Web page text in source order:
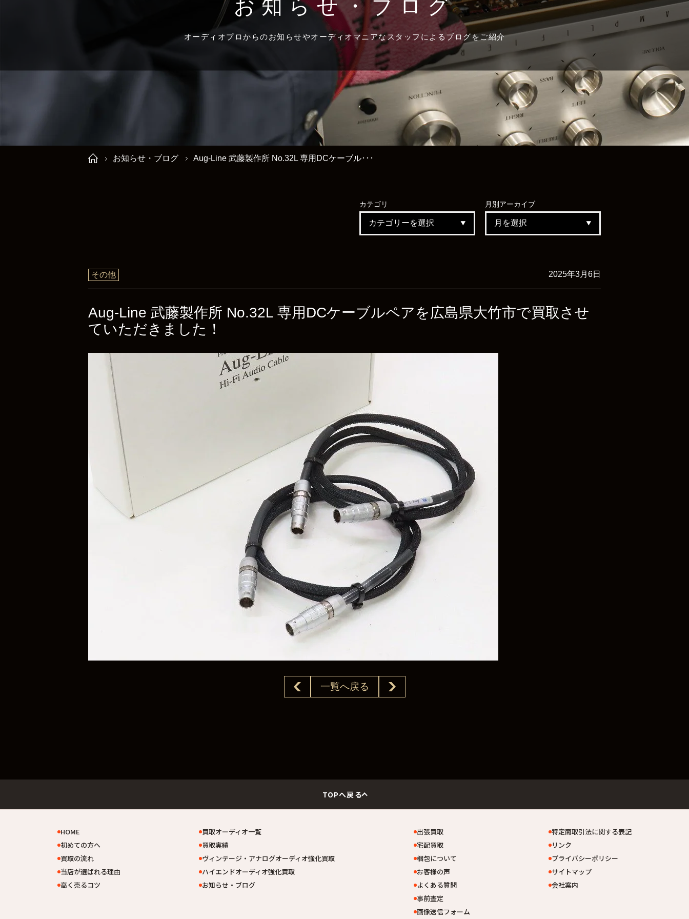
お知らせ・ブログ
オーディオプロからのお知らせやオーディオマニアなスタッフによるブログをご紹介
お知らせ・ブログ Aug-Line 武藤製作所 No.32L 専用DCケーブル･･･
カテゴリ 月別 アーカイブ
その他 2025年3月6日
Aug-Line 武藤製作所 No.32L 専用DCケーブルペアを広島県大竹市で買取させ
ていただきました！
一覧へ戻る
TOPへ戻る
HOME
初めての方へ
買取の流れ
当店が選ばれる理由
高く売るコツ
買取オーディオ一覧
買取実績
ヴィンテージ・アナログオーディオ強化買取
ハイエンドオーディオ強化買取
お知らせ・ブログ
出張買取
宅配買取
梱包について
お客様の声
よくある質問
事前査定
画像送信フォーム
特定商取引法に関する表記
リンク
プライバシーポリシー
サイトマップ
会社案内